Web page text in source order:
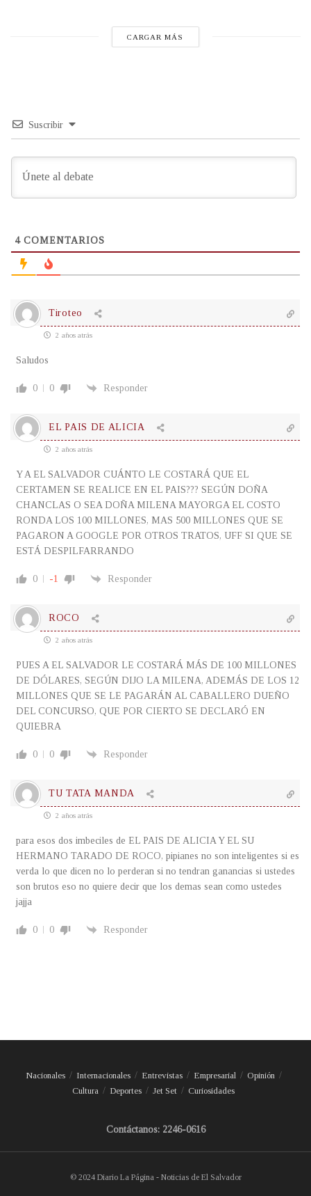
CARGAR MÁS
Suscribir
4COMENTARIOS
Tiroteo
2 años atrás
Saludos
0 0 Responder
EL PAIS DE ALICIA
2 años atrás
Y A EL SALVADOR CUÁNTO LE COSTARÁ QUE EL
CERTAMEN SE REALICE EN EL PAIS??? SEGÚN DOÑA
CHANCLAS O SEA DOÑA MILENA MAYORGA EL COSTO
RONDA LOS 100 MILLONES, MAS 500 MILLONES QUE SE
PAGARON A GOOGLE POR OTROS TRATOS, UFF SI QUE SE
ESTÁ DESPILFARRANDO
0 -1 Responder
ROCO
2 años atrás
PUES A EL SALVADOR LE COSTARÁ MÁS DE 100 MILLONES
DE DÓLARES, SEGÚN DIJO LA MILENA, ADEMÁS DE LOS 12
MILLONES QUE SE LE PAGARÁN AL CABALLERO DUEÑO
DEL CONCURSO, QUE POR CIERTO SE DECLARÓ EN
QUIEBRA
0 0 Responder
TU TATA MANDA
2 años atrás
para esos dos imbeciles de EL PAIS DE ALICIA Y EL SU
HERMANO TARADO DE ROCO, pipianes no son inteligentes si es
verda lo que dicen no lo perderan si no tendran ganancias si ustedes
son brutos eso no quiere decir que los demas sean como ustedes
jajja
0 0 Responder
Nacionales Internacionales Entrevistas Empresarial
Opinión
Cultura
Deportes Jet Set Curiosidades
Contáctanos: 2246-0616
© 2024 Diario La Página - Noticias de El Salvador